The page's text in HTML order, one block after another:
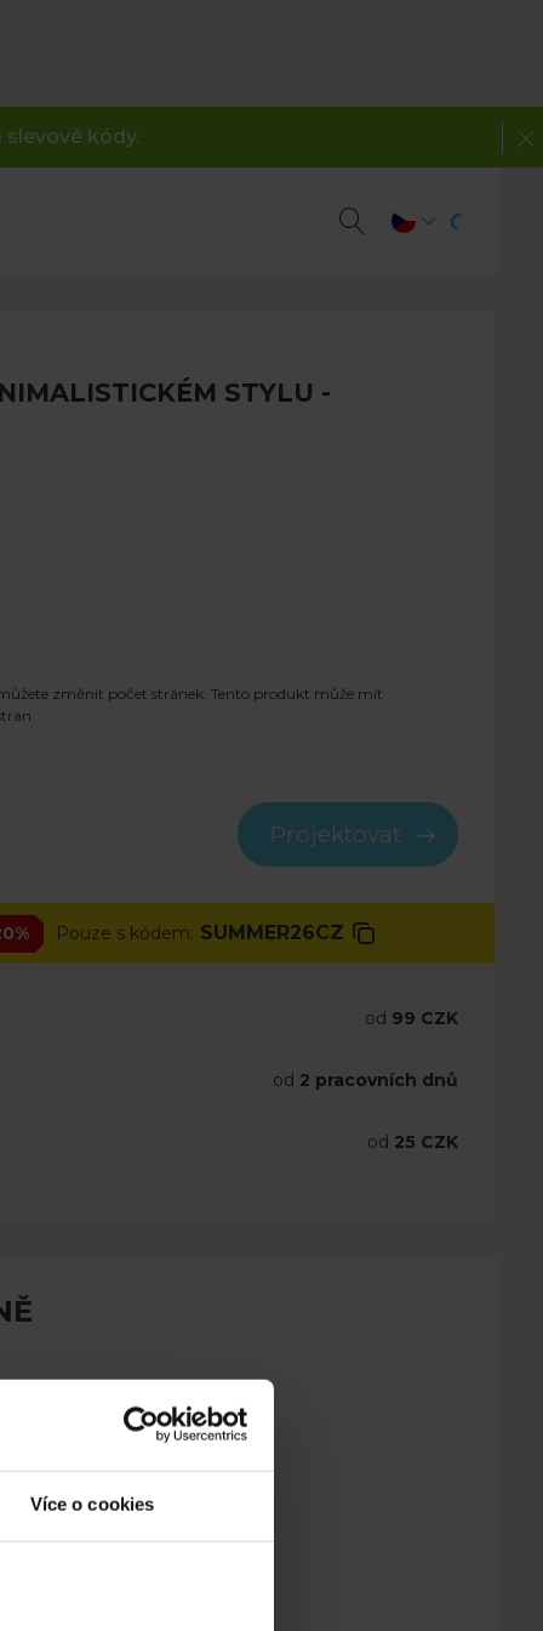
Více o cookies
slevové kódy.
STYLU -
změnit počet stránek. Tento produkt může mít
Projektovat
Pouze s kódem: SUMMER26CZ
od 99 CZK
od 2 pracovních dnů
od 25 CZK